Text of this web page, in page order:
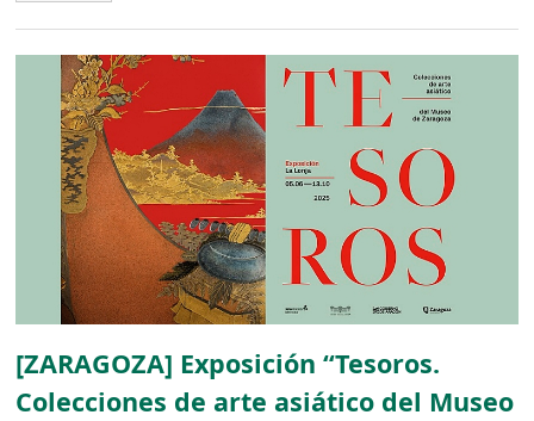
[ZARAGOZA] Exposición “Tesoros.
Colecciones de arte asiático del Museo